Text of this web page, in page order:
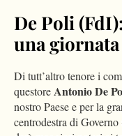
De Poli
una
Di tutt’altro tenore i
questoreAntonio De
nostro Paese e per la
centrodestra di